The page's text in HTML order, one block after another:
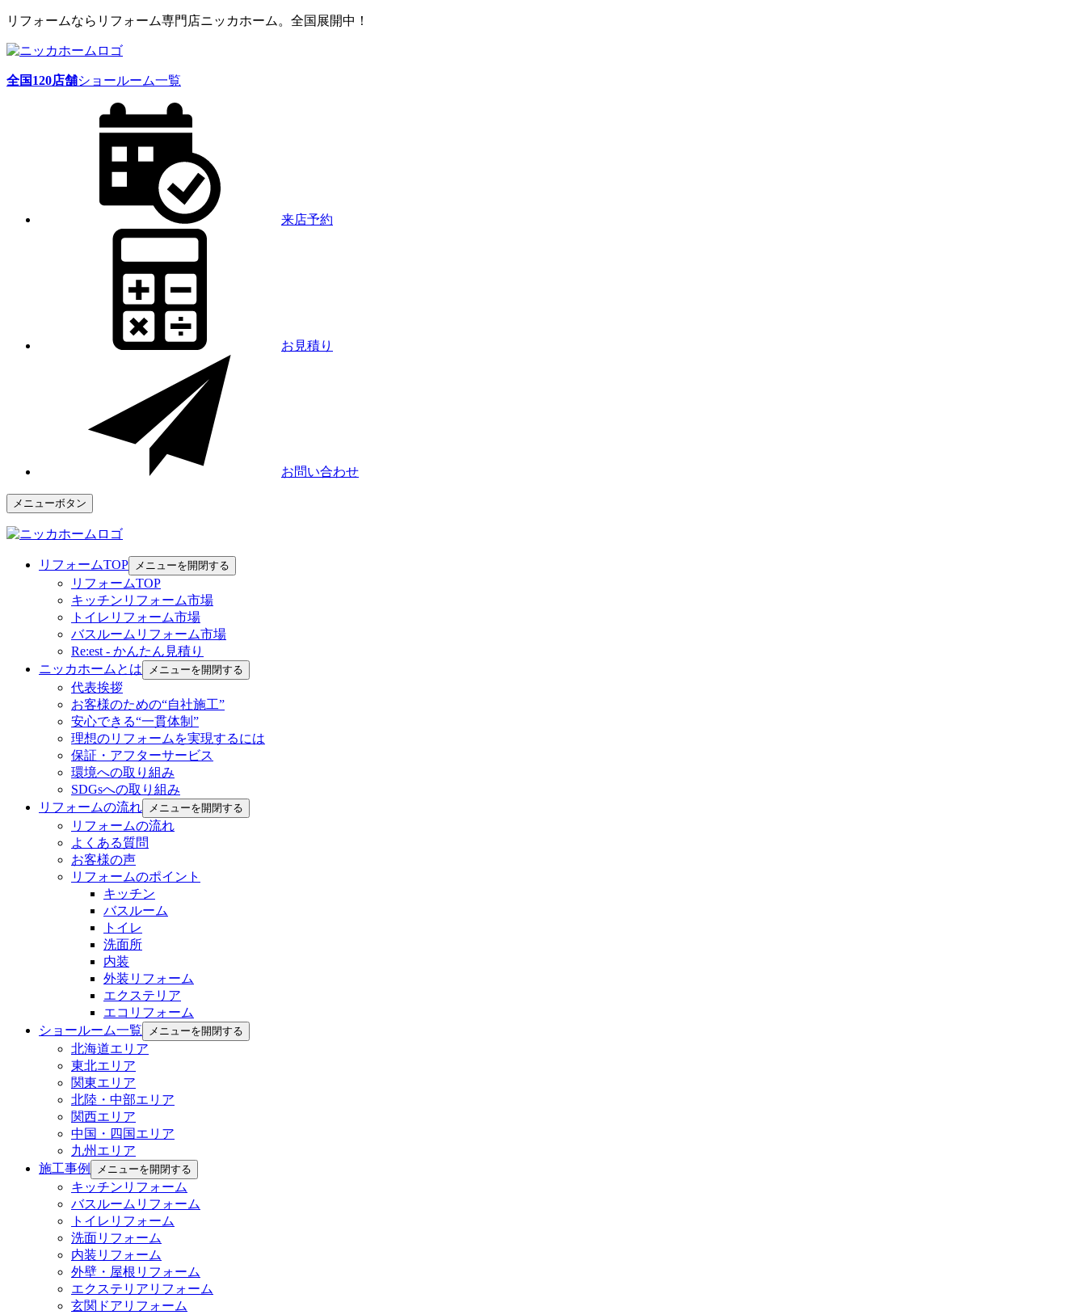
リフォームならリフォーム専門店ニッカホーム。全国展開中！
全国120店舗ショールーム一覧
来店予約
お見積り
お問い合わせ
メニューボタン
リフォームTOP メニューを開閉する
リフォームTOP
キッチンリフォーム市場
トイレリフォーム市場
バスルームリフォーム市場
Re:est - かんたん見積り
ニッカホームとは
メニューを開閉する
代表挨拶
お客様のための“自社施工”
安心できる“一貫体制”
理想のリフォームを実現するには
保証・アフターサービス
環境への取り組み
SDGsへの取り組み
リフォームの流れ
メニューを開閉する
リフォームの流れ
よくある質問
お客様の声
リフォームのポイント
キッチン
バスルーム
トイレ
洗面所
内装
外装リフォーム
エクステリア
エコリフォーム
ショールーム一覧
メニューを開閉する
北海道エリア
東北エリア
関東エリア
北陸・中部エリア
関西エリア
中国・四国エリア
九州エリア
施工事例
メニューを開閉する
キッチンリフォーム
バスルームリフォーム
トイレリフォーム
洗面リフォーム
内装リフォーム
外壁・屋根リフォーム
エクステリアリフォーム
玄関ドアリフォーム